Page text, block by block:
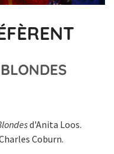
d'Anita Loos.
Coburn.